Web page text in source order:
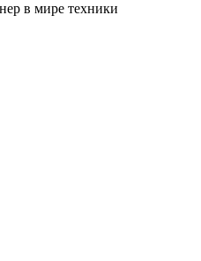
в мире техники